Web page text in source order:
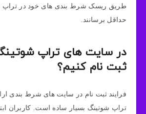
طریق ریسک شرط بندی های خود در تراپ
حداقل برسانند.
در سایت های تراپ
ثبت نام کنیم؟
فرایند ثبت نام در سایت های شرط بندی
تراپ شوتینگ بسیار ساده است. کاربران